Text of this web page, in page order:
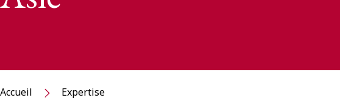
Accueil Expertise